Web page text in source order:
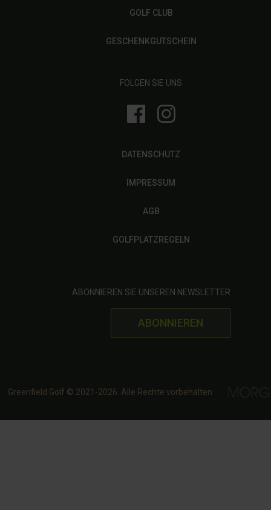
GOLF CLUB
GESCHENKGUTSCHEIN
FOLGEN SIE UNS
DATENSCHUTZ
IMPRESSUM
AGB
GOLFPLATZREGELN
ABONNIEREN SIE UNSEREN NEWSLETTER
ABONNIEREN
Greenfield Golf © 2021-2026. Alle Rechte vorbehalten